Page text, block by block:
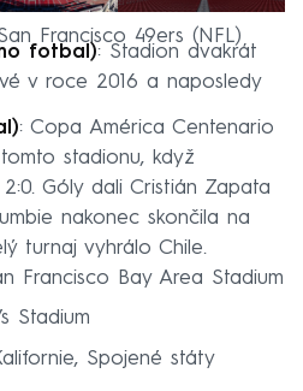
Francisco 49ers (NFL)
fotbal): Stadion dvakrát
v roce 2016 a naposledy
: Copa América Centenario
stadionu, když
Góly dali Cristián Zapata
nakonec skončila na
turnaj vyhrálo Chile.
Francisco Bay Area Stadium
Stadium
Spojené státy